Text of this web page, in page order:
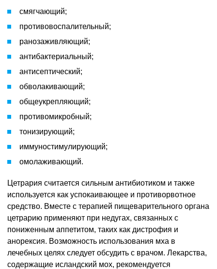
смягчающий;
противовоспалительный;
ранозаживляющий;
антибактериальный;
антисептический;
обволакивающий;
общеукрепляющий;
противомикробный;
тонизирующий;
иммуностимулирующий;
омолаживающий.
Цетрария считается сильным антибиотиком и также
используется как успокаивающее и противорвотное
средство. Вместе с терапией пищеварительного органа
цетрарию применяют при недугах, связанных с
пониженным аппетитом, таких как дистрофия и
анорексия. Возможность использования мха в
лечебных целях следует обсудить с врачом. Лекарства,
содержащие исландский мох, рекомендуется